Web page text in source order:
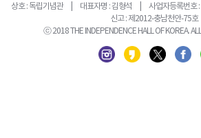
상호 : 독립기념관 | 대표자명 : 김형석 | 사업자등록번
신고 : 제2012-충남천안-75호
ⓒ 2018 THE INDEPENDENCE HALL OF KOREA.